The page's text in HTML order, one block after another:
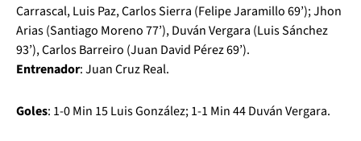
Carrascal, Luis Paz, Carlos Sierra (Felipe Jaramillo 69’); Jhon
Arias (Santiago Moreno 77’), Duván Vergara (Luis Sánchez
93’), Carlos Barreiro (Juan David Pérez 69’).
Entrenador: Juan Cruz Real.
Goles: 1-0 Min 15 Luis González; 1-1 Min 44 Duván Vergara.